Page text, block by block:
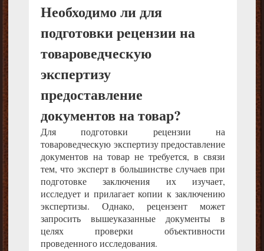
Необходимо ли для
подготовки рецензии на
товароведческую
экспертизу
предоставление
документов на товар?
Для подготовки рецензии на
товароведческую экспертизу предоставление
документов на товар не требуется, в связи
тем, что эксперт в большинстве случаев при
подготовке заключения их изучает,
исследует и прилагает копии к заключению
экспертизы. Однако, рецензент может
запросить вышеуказанные документы в
целях проверки объективности
проведенного исследования.